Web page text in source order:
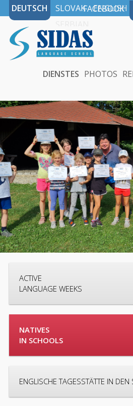
DEUTSCH SLOVAK ENGLISH
FACEBOOK
PHOTOS
DIENSTES
ACTIVE
LANGUAGE WEEKS
NATIVES
IN SCHOOLS
ENGLISCHE TAGESSTÄTTE IN DEN